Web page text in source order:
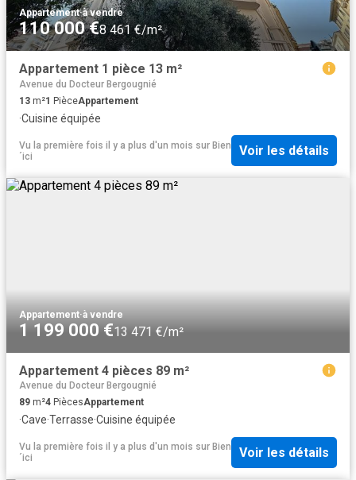
Appartement·à vendre
110 000 €8 461 €/m²
Appartement 1 pièce 13 m²
Avenue du Docteur Bergougnié
13 m²1 PièceAppartement
·Cuisine équipée
Vu la première fois il y a plus d'un mois sur Bien
´ici
Voir les détails
Appartement·à vendre
1 199 000 €13 471 €/m²
Appartement 4 pièces 89 m²
Avenue du Docteur Bergougnié
89 m²4 PiècesAppartement
·Cave·Terrasse·Cuisine équipée
Vu la première fois il y a plus d'un mois sur Bien
´ici
Voir les détails